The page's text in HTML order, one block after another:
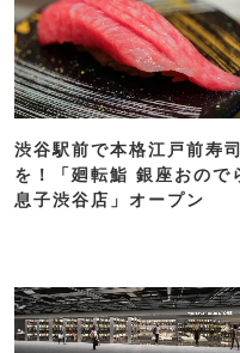
渋谷駅前で本格江戸前寿司
を！「廻転鮨 銀座おので
息子渋谷店」オープン